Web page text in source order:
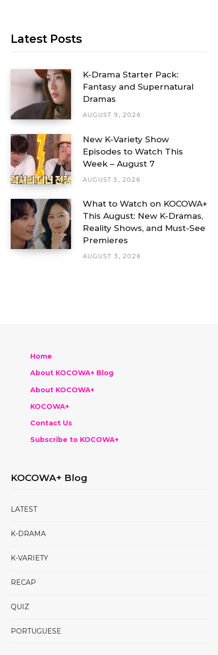
Latest Posts
K-Drama Starter Pack:
Fantasy and Supernatural
Dramas
AUGUST 9, 2026
New K-Variety Show
Episodes to Watch This
Week – August 7
AUGUST 5, 2026
What to Watch on KOCOWA+
This August: New K-Dramas,
Reality Shows, and Must-See
Premieres
AUGUST 3, 2026
Home
About KOCOWA+ Blog
About KOCOWA+
KOCOWA+
Contact Us
Subscribe to KOCOWA+
KOCOWA+ Blog
LATEST
K-DRAMA
K-VARIETY
RECAP
QUIZ
PORTUGUESE